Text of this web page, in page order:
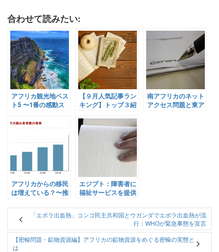
合わせて読みたい:
アフリカ観光地ベス
ト5 〜1番の感動ス
フリカスタッフが厳
ザニア・マラウイ・
南アフリカ
【９月人気記事ラン
キング】トップ３紹
南アフリカのネット
アクセス問題と東ア
アフリカからの移民
は増えている？〜推
グ、来日目的〜
エジプト：障害者に
福祉サービスを提供
課題と取り組みの現
状をご紹介 【Pick-
Up! アフリカ
Vol.3：2023年3月6
日配信】
「エボラ出血熱」コンゴ民主共和国とウガンダでエボラ出血熱が流
行：WHOが緊急事態を宣言
【密輸問題・鉱物資源編】アフリカの鉱物資源をめぐる密輸の実態と
は